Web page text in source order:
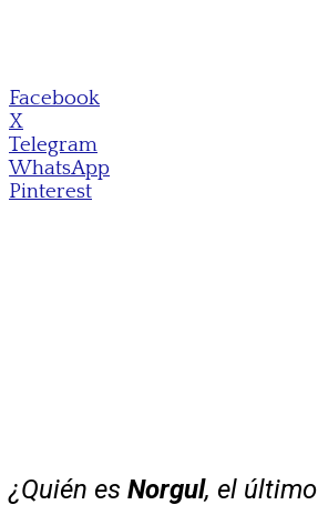
Facebook
X
Telegram
WhatsApp
Pinterest
¿Quién es Norgul, el último